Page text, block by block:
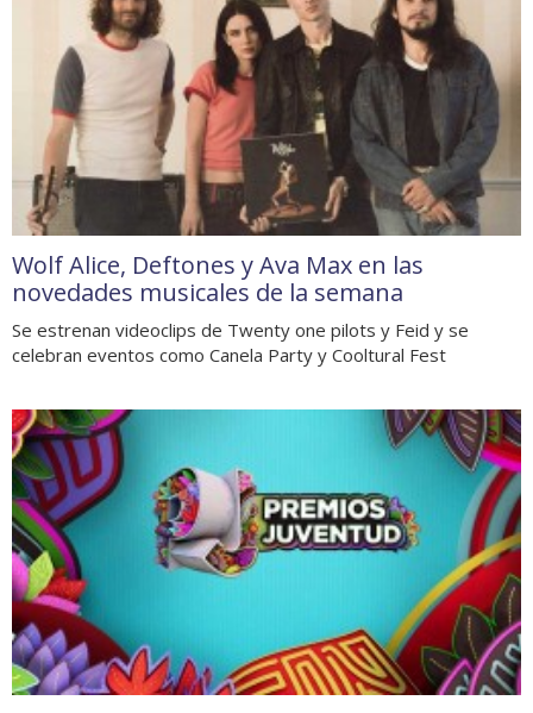
Wolf Alice, Deftones y Ava Max en las
novedades musicales de la semana
Se estrenan videoclips de Twenty one pilots y Feid y se
celebran eventos como Canela Party y Cooltural Fest